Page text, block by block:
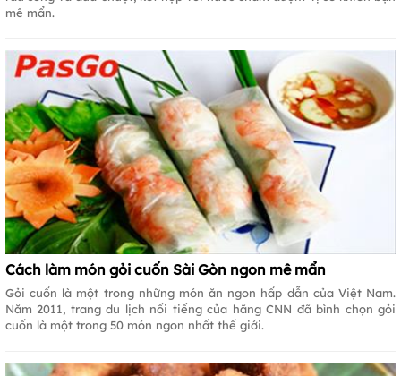
mê mẩn.
Cách làm món gỏi cuốn Sài Gòn ngon mê mẩn
Gỏi cuốn là một trong những món ăn ngon hấp dẫn của Việt Nam.
Năm 2011, trang du lịch nổi tiếng của hãng CNN đã bình chọn gỏi
cuốn là một trong 50 món ngon nhất thế giới.